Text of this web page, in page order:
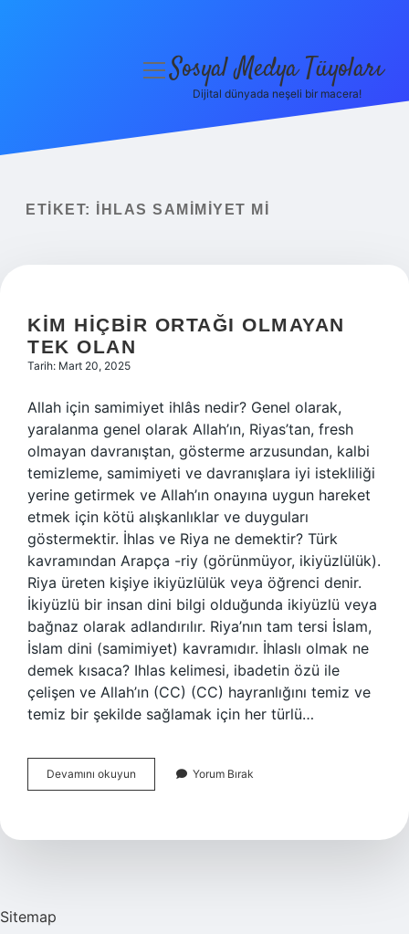
Yasal Uyarı
menüyüSosyal Medya Tüyoları
Dijital dünyada neşeli bir macera!
ETIKET: İHLAS SAMIMIYET MI
KIM HIÇBIR ORTAĞI OLMAYAN
TEK OLAN
Tarih: Mart 20, 2025
Allah için samimiyet ihlâs nedir? Genel olarak,
yaralanma genel olarak Allah’ın, Riyas’tan, fresh
olmayan davranıştan, gösterme arzusundan, kalbi
temizleme, samimiyeti ve davranışlara iyi istekliliği
yerine getirmek ve Allah’ın onayına uygun hareket
etmek için kötü alışkanlıklar ve duyguları
göstermektir. İhlas ve Riya ne demektir? Türk
kavramından Arapça -riy (görünmüyor, ikiyüzlülük).
Riya üreten kişiye ikiyüzlülük veya öğrenci denir.
İkiyüzlü bir insan dini bilgi olduğunda ikiyüzlü veya
bağnaz olarak adlandırılır. Riya’nın tam tersi İslam,
İslam dini (samimiyet) kavramıdır. İhlaslı olmak ne
demek kısaca? Ihlas kelimesi, ibadetin özü ile
çelişen ve Allah’ın (CC) (CC) hayranlığını temiz ve
temiz bir şekilde sağlamak için her türlü…
Devamını okuyun
Hiçbir
Tek
Yorum Bırak
Sitemap